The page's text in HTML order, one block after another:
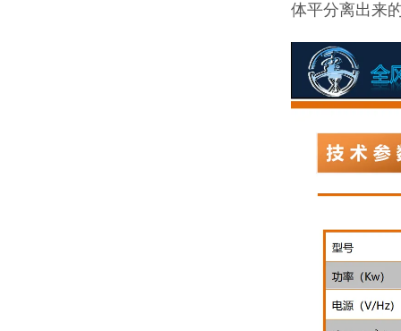
体平分离出来